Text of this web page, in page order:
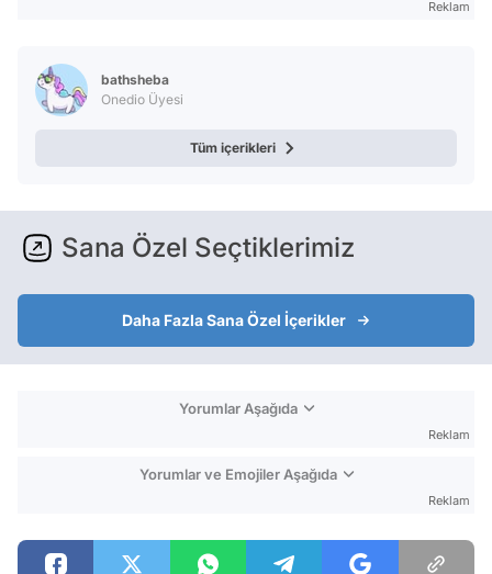
Reklam
bathsheba
Onedio Üyesi
Tüm içerikleri
Sana Özel Seçtiklerimiz
Daha Fazla Sana Özel İçerikler
Yorumlar Aşağıda
Reklam
Yorumlar ve Emojiler Aşağıda
Reklam